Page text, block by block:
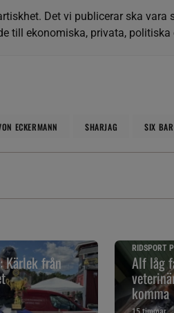
Det vi publicerar ska vara
till ekonomiska, privata, politiska
ECKERMANN SHARJAG SIX BAR
Kärlek från
RIDSPORT
Alf låg
komma